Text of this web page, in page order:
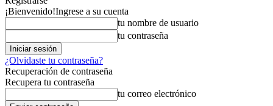
¡Bienvenido!Ingrese a su cuenta
tu nombre de usuario
tu contraseña
¿Olvidaste tu contraseña?
Recuperación de contraseña
Recupera tu contraseña
tu correo electrónico